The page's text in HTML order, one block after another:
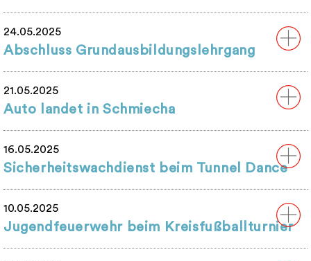
24.05.2025
Abschluss Grundausbildungslehrgang
21.05.2025
Auto landet in Schmiecha
16.05.2025
Sicherheitswachdienst beim Tunnel Dance
10.05.2025
Jugendfeuerwehr beim Kreisfußballturnier